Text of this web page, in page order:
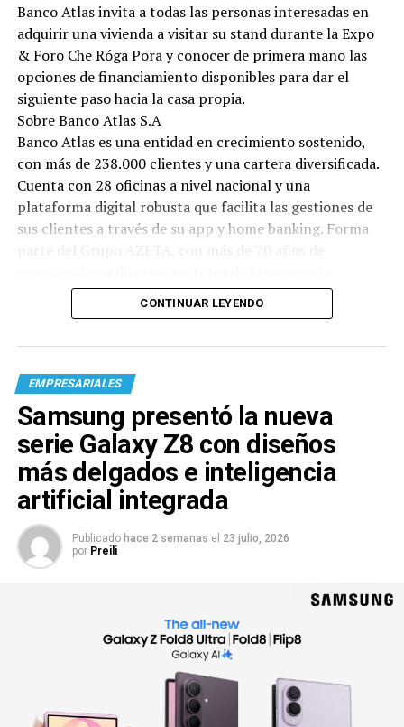
Banco Atlas invita a todas las personas interesadas en
adquirir una vivienda a visitar su stand durante la Expo
& Foro Che Róga Pora y conocer de primera mano las
opciones de financiamiento disponibles para dar el
siguiente paso hacia la casa propia.
Sobre Banco Atlas S.A
Banco Atlas es una entidad en crecimiento sostenido,
con más de 238.000 clientes y una cartera diversificada.
Cuenta con 28 oficinas a nivel nacional y una
plataforma digital robusta que facilita las gestiones de
sus clientes a través de su app y home banking. Forma
CONTINUAR LEYENDO
EMPRESARIALES
Samsung presentó la nueva
serie Galaxy Z8 con diseños
más delgados e inteligencia
artificial integrada
Publicado hace 2 semanas el 23 julio, 2026
por Preili